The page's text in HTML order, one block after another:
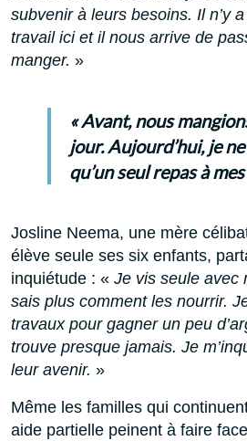
subvenir à leurs besoins. Il n’y
travail ici et il nous arrive de
manger. »
« Avant, nous
jour. Aujourd’hui, je
qu’un seul repas à
Josline Neema, une mère
élève seule ses six enfants,
inquiétude : « Je vis seule avec
sais plus comment les nourrir.
travaux pour gagner un peu
trouve presque jamais. Je
leur avenir. »
Même les familles qui
aide partielle peinent à faire